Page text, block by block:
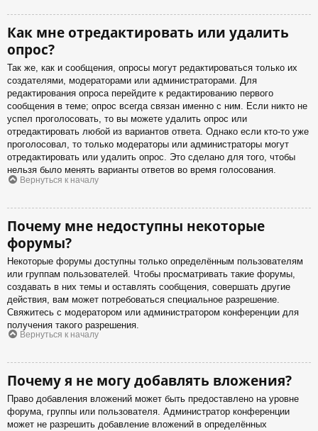
Как мне отредактировать или удалить
опрос?
Так же, как и сообщения, опросы могут редактироваться только их
создателями, модераторами или администраторами. Для
редактирования опроса перейдите к редактированию первого
сообщения в теме; опрос всегда связан именно с ним. Если никто не
успел проголосовать, то вы можете удалить опрос или
отредактировать любой из вариантов ответа. Однако если кто-то уже
проголосовал, то только модераторы или администраторы могут
отредактировать или удалить опрос. Это сделано для того, чтобы
нельзя было менять варианты ответов во время голосования.
Вернуться к началу
Почему мне недоступны некоторые
форумы?
Некоторые форумы доступны только определённым пользователям
или группам пользователей. Чтобы просматривать такие форумы,
создавать в них темы и оставлять сообщения, совершать другие
действия, вам может потребоваться специальное разрешение.
Свяжитесь с модератором или администратором конференции для
получения такого разрешения.
Вернуться к началу
Почему я не могу добавлять вложения?
Право добавления вложений может быть предоставлено на уровне
форума, группы или пользователя. Администратор конференции
может не разрешить добавление вложений в определённых